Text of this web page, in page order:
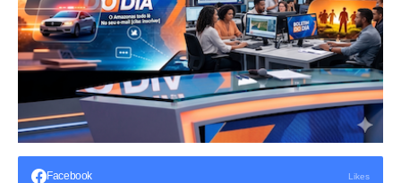
Facebook Likes